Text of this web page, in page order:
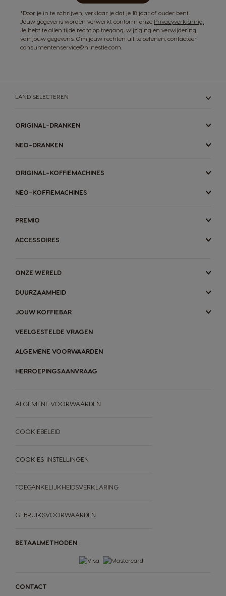
*Door je in te schrijven, verklaar je dat je 18 jaar of ouder bent.
Jouw gegevens worden verwerkt conform onze Privacyverklaring.
Je hebt te allen tijde recht op toegang, wijziging en verwijdering
van jouw gegevens. Om jouw rechten uit te oefenen, contacteer
consumentenservice@nl.nestle.com.
LAND SELECTEREN
ORIGINAL-DRANKEN
NEO-DRANKEN
ORIGINAL-KOFFIEMACHINES
NEO-KOFFIEMACHINES
PREMIO
ACCESSOIRES
ONZE WERELD
DUURZAAMHEID
JOUW KOFFIEBAR
VEELGESTELDE VRAGEN
ALGEMENE VOORWAARDEN
HERROEPINGSAANVRAAG
BETAALMETHODEN
CONTACT
ALGEMENE VOORWAARDEN
COOKIEBELEID
COOKIES-INSTELLINGEN
TOEGANKELIJKHEIDSVERKLARING
GEBRUIKSVOORWAARDEN